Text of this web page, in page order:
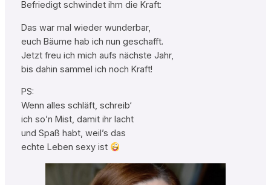
Befriedigt schwindet ihm die Kraft:
Das war mal wieder wunderbar,
euch Bäume hab ich nun geschafft.
Jetzt freu ich mich aufs nächste Jahr,
bis dahin sammel ich noch Kraft!
PS:
Wenn alles schläft, schreib‘
ich so’n Mist, damit ihr lacht
und Spaß habt, weil’s das
echte Leben sexy ist